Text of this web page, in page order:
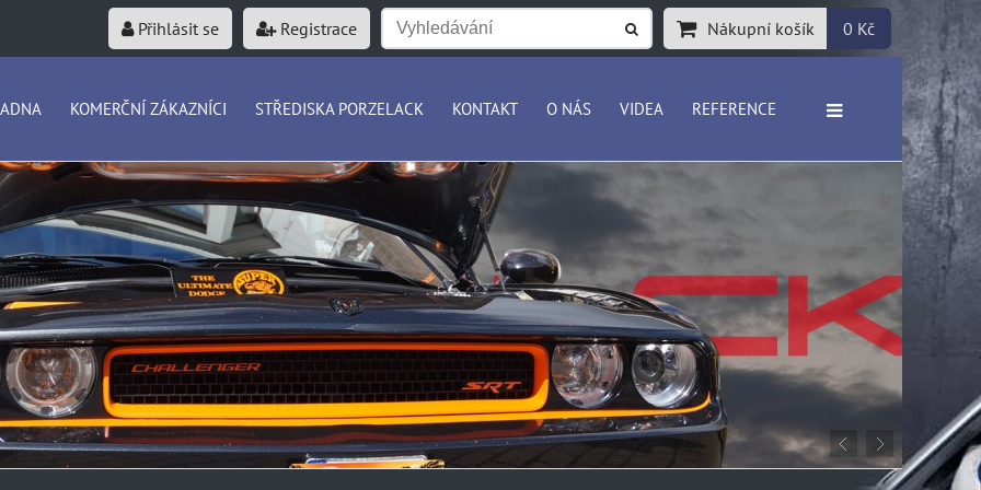
Přihlásit se Registrace Nákupní košík 0 Kč
KOMERČNÍ ZÁKAZNÍCI STŘEDISKA PORZELACK KONTAKT O NÁS VIDEA REFERENCE